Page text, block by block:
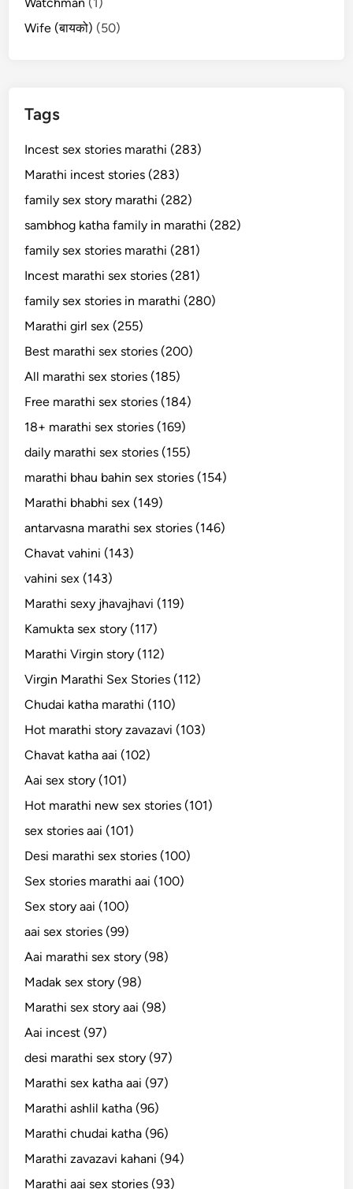
Wife (बायको) (50)
Tags
Incest sex stories marathi (283)
Marathi incest stories (283)
family sex story marathi (282)
sambhog katha family in marathi (282)
family sex stories marathi (281)
Incest marathi sex stories (281)
family sex stories in marathi (280)
Marathi girl sex (255)
Best marathi sex stories (200)
All marathi sex stories (185)
Free marathi sex stories (184)
18+ marathi sex stories (169)
daily marathi sex stories (155)
marathi bhau bahin sex stories (154)
Marathi bhabhi sex (149)
antarvasna marathi sex stories (146)
Chavat vahini (143)
vahini sex (143)
Marathi sexy jhavajhavi (119)
Kamukta sex story (117)
Marathi Virgin story (112)
Virgin Marathi Sex Stories (112)
Chudai katha marathi (110)
Hot marathi story zavazavi (103)
Chavat katha aai (102)
Aai sex story (101)
Hot marathi new sex stories (101)
sex stories aai (101)
Desi marathi sex stories (100)
Sex stories marathi aai (100)
Sex story aai (100)
aai sex stories (99)
Aai marathi sex story (98)
Madak sex story (98)
Marathi sex story aai (98)
Aai incest (97)
desi marathi sex story (97)
Marathi sex katha aai (97)
Marathi ashlil katha (96)
Marathi chudai katha (96)
Marathi zavazavi kahani (94)
Marathi aai sex stories (93)